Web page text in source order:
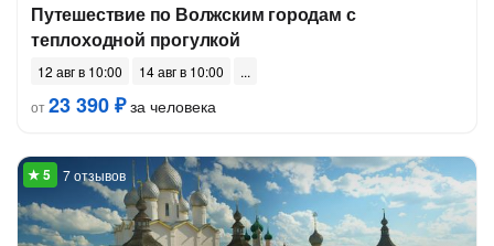
Путешествие по Волжским городам с
теплоходной прогулкой
12 авг в 10:00
14 авг в 10:00
от23 390 ₽за человека
7 отзывов